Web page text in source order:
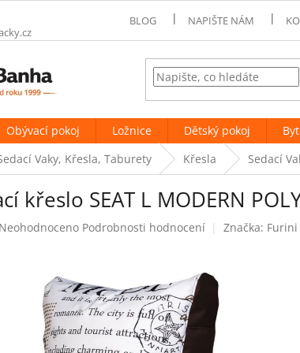
BLOG NAPIŠTE NÁM
Obývací pokoj Ložnice Dětský pokoj
Vaky, Křesla, Taburety Křesla Sedací
křeslo SEAT L MODERN
Průměrné
hvězdiček.
Neohodnoceno Podrobnosti hodnocení Značka: Furini